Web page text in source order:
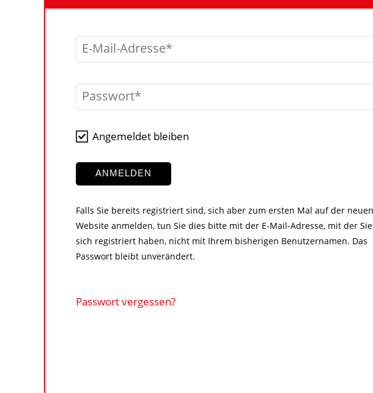
E-Mail-Adresse
Passwort
Angemeldet bleiben
ANMELDEN
Falls Sie bereits registriert sind, sich aber zum ersten Mal auf der neuen
Website anmelden, tun Sie dies bitte mit der E-Mail-Adresse, mit der Sie
sich registriert haben, nicht mit Ihrem bisherigen Benutzernamen. Das
Passwort bleibt unverändert.
Passwort vergessen?